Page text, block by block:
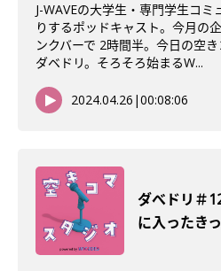
J-WAVEの大学生・専門学生コミ
りするポッドキャスト。今月の
ンクバーで 2時間半。今日の空
ダベドリ。そろそろ始まるW...
2024.04.26 |00:08:06
ダべドリ＃
に入ったき